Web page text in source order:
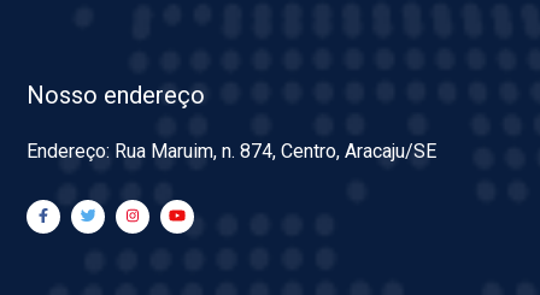
Nosso endereço
Endereço: Rua Maruim, n. 874, Centro, Aracaju/SE